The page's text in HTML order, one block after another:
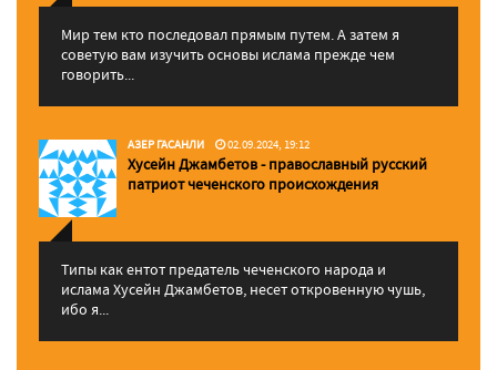
Мир тем кто последовал прямым путем. А затем я
советую вам изучить основы ислама прежде чем
говорить...
АЗЕР ГАСАНЛИ 02.09.2024, 19:12
Хусейн Джамбетов - православный русский
патриот чеченского происхождения
Типы как ентот предатель чеченского народа и
ислама Хусейн Джамбетов, несет откровенную чушь,
ибо я...